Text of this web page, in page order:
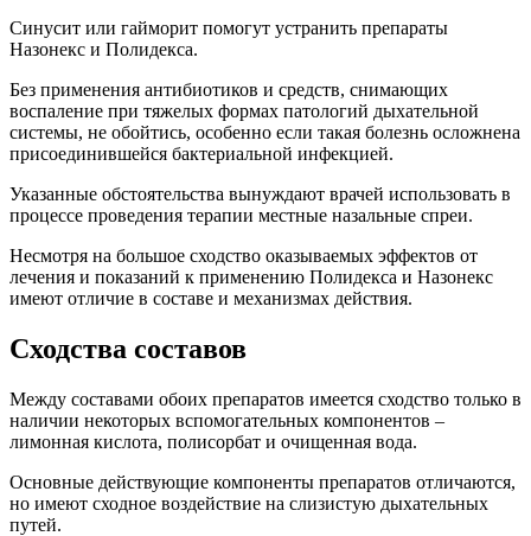
Синусит или гайморит помогут устранить препараты
Назонекс и Полидекса.
Без применения антибиотиков и средств, снимающих
воспаление при тяжелых формах патологий дыхательной
системы, не обойтись, особенно если такая болезнь осложнена
присоединившейся бактериальной инфекцией.
Указанные обстоятельства вынуждают врачей использовать в
процессе проведения терапии местные назальные спреи.
Несмотря на большое сходство оказываемых эффектов от
лечения и показаний к применению Полидекса и Назонекс
имеют отличие в составе и механизмах действия.
Сходства составов
Между составами обоих препаратов имеется сходство только в
наличии некоторых вспомогательных компонентов –
лимонная кислота, полисорбат и очищенная вода.
Основные действующие компоненты препаратов отличаются,
но имеют сходное воздействие на слизистую дыхательных
путей.